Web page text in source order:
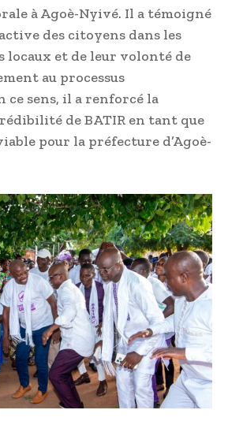
à Agoè-Nyivé. Il a témoigné
des citoyens dans les
locaux et de leur volonté de
au processus
ce sens, il a renforcé la
de BATIR en tant que
pour la préfecture d’Agoè-